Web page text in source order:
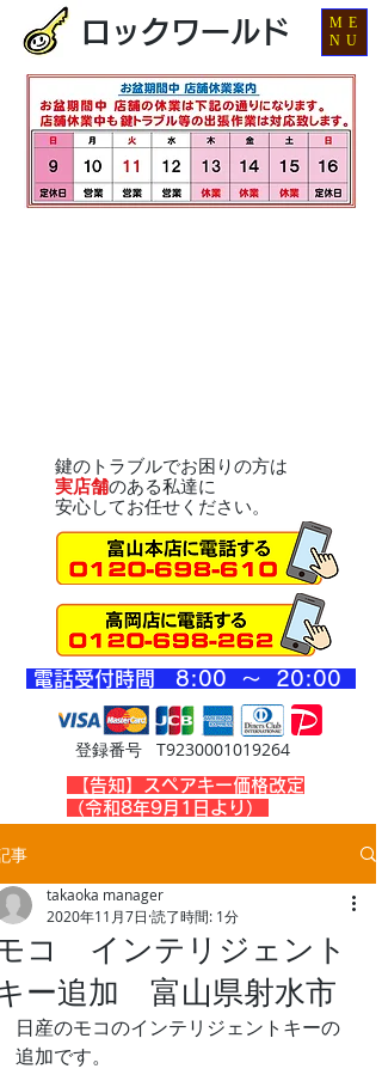
ロックワールド
鍵のトラブルでお困りの方は
実店舗のある私達に
安心してお任せください。
登録番号 T9230001019264
​電話受付時間 8:00 ～ 20:00
​【告知】スペアキー価格改定
（令和8年9月1日より）
ME
NU
事
コ インテリジェント
ー追加 富山県射水市
takaoka manager
2020年11月7日 読了時間: 1分
日産のモコのインテリジェントキーの
追加です。